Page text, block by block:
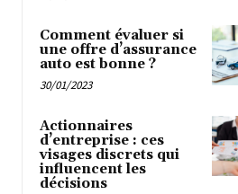
Comment évaluer si
une offre d’assurance
auto est bonne ?
30/01/2023
Actionnaires
d’entreprise : ces
visages discrets qui
influencent les
décisions